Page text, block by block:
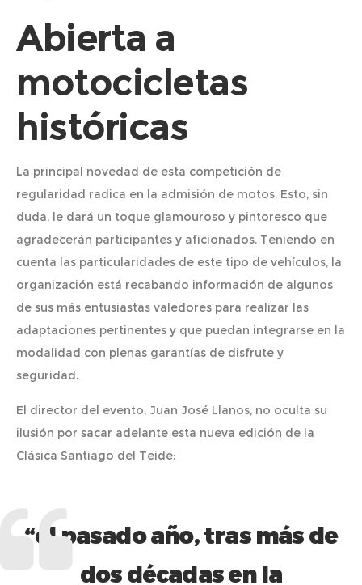
Abierta a
motocicletas
históricas
La principal novedad de esta competición de
regularidad radica en la admisión de motos. Esto, sin
duda, le dará un toque glamouroso y pintoresco que
agradecerán participantes y aficionados. Teniendo en
cuenta las particularidades de este tipo de vehículos, la
organización está recabando información de algunos
de sus más entusiastas valedores para realizar las
adaptaciones pertinentes y que puedan integrarse en la
modalidad con plenas garantías de disfrute y
seguridad.
El director del evento, Juan José Llanos, no oculta su
ilusión por sacar adelante esta nueva edición de la
Clásica Santiago del Teide:
“el pasado año, tras más de
dos décadas en la